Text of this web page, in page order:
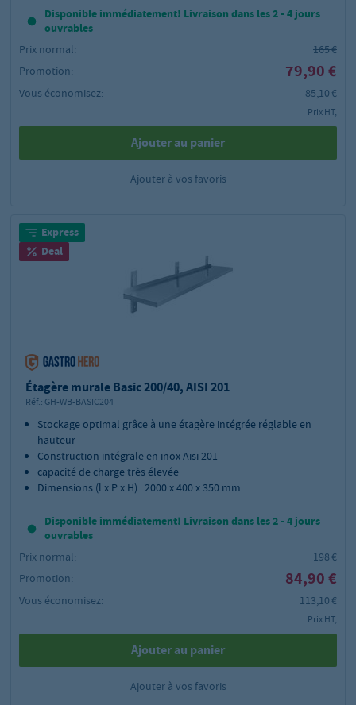
Disponible immédiatement! Livraison dans les 2 - 4 jours
ouvrables
Prix normal:
165 €
Promotion:
79,90 €
Vous économisez: 85,10 €
Prix HT,
Ajouter au panier
Ajouter à vos favoris
Express
Deal
Étagère murale Basic 200/40, AISI 201
Réf.: GH-WB-BASIC204
Stockage optimal grâce à une étagère intégrée réglable en
hauteur
Construction intégrale en inox Aisi 201
capacité de charge très élevée
Dimensions (l x P x H) : 2000 x 400 x 350 mm
Disponible immédiatement! Livraison dans les 2 - 4 jours
ouvrables
Prix normal:
198 €
Promotion:
84,90 €
Vous économisez: 113,10 €
Prix HT,
Ajouter au panier
Ajouter à vos favoris